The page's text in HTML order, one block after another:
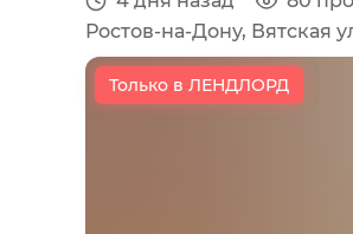
Ростов-на-Дону, Вятская
Только в ЛЕНДЛОРД